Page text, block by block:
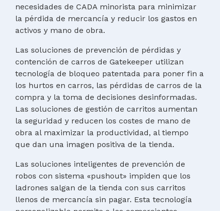
necesidades de CADA minorista para minimizar
la pérdida de mercancía y reducir los gastos en
activos y mano de obra.
Las soluciones de prevención de pérdidas y
contención de carros de Gatekeeper utilizan
tecnología de bloqueo patentada para poner fin a
los hurtos en carros, las pérdidas de carros de la
compra y la toma de decisiones desinformadas.
Las soluciones de gestión de carritos aumentan
la seguridad y reducen los costes de mano de
obra al maximizar la productividad, al tiempo
que dan una imagen positiva de la tienda.
Las soluciones inteligentes de prevención de
robos con sistema «pushout» impiden que los
ladrones salgan de la tienda con sus carritos
llenos de mercancía sin pagar. Esta tecnología